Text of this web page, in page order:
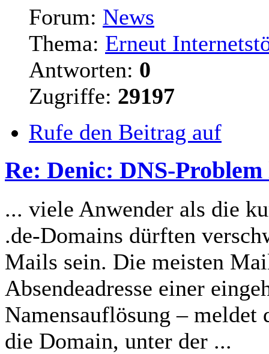
Forum: News
Thema: Erneut
Antworten: 0
Zugriffe: 29197
Rufe den Beitrag auf
Re: Denic: DNS-
... viele Anwender als die
.de-Domains dürften
Mails sein. Die meisten
Absendeadresse einer
Namensauflösung – meldet
die Domain, unter der ...